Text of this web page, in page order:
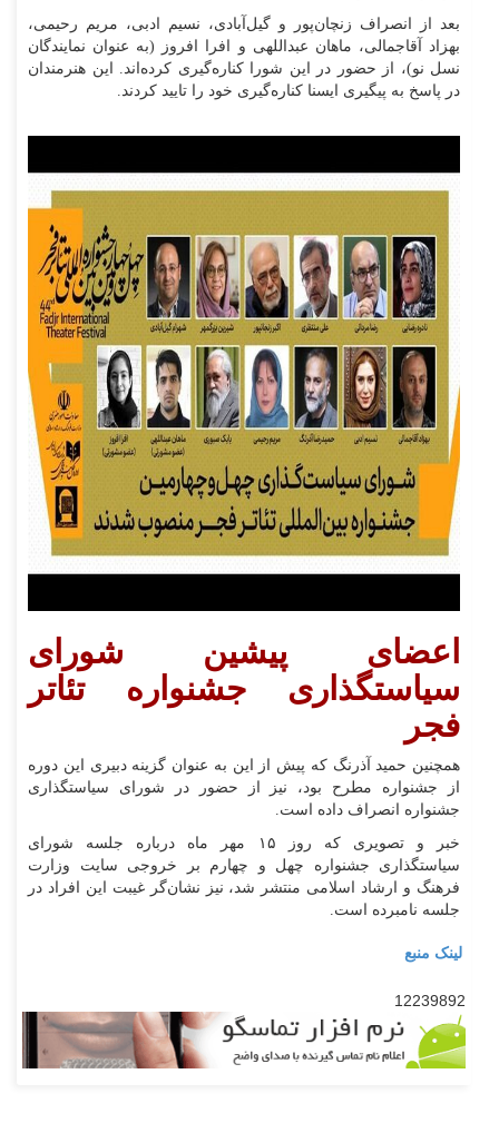
بعد از انصراف زنچان‌پور و گیل‌آبادی، نسیم ادبی، مریم رحیمی،
بهزاد آقاجمالی، ماهان عبداللهی و افرا افروز (به عنوان نمایندگان
نسل نو)، از حضور در این شورا کناره‌گیری کرده‌اند. این هنرمندان
در پاسخ به پیگیری ایسنا کناره‌گیری خود را تایید کردند.
اعضای پیشین شورای
سیاستگذاری جشنواره تئاتر
فجر
همچنین حمید آذرنگ که پیش از این به عنوان گزینه دبیری این دوره
از جشنواره مطرح بود، نیز از حضور در شورای سیاستگذاری
جشنواره انصراف داده است.
خبر و تصویری که روز ۱۵ مهر ماه درباره جلسه شورای
سیاستگذاری جشنواره چهل و چهارم بر خروجی سایت وزارت
فرهنگ و ارشاد اسلامی منتشر شد، نیز نشان‌گر غیبت این افراد در
جلسه نامبرده است.
لینک منبع
12239892